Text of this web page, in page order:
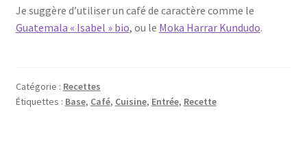
Je suggère d’utiliser un café de caractère comme le
Guatemala « Isabel » bio, ou le Moka Harrar Kundudo.
Catégorie : Recettes
Étiquettes : Base, Café, Cuisine, Entrée, Recette